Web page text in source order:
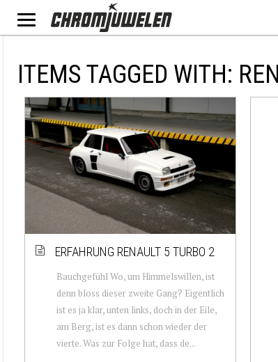
ITEMS TAGGED WITH:
ERFAHRUNG RENAULT 5 TURBO 2
Bauchgefühl Wo, um Himmelswillen, ist
denn bloss dieser zweite Gang? Eigentlich
ist es ja klar, unten links, doch in der Eile,
am Berg, ist es dann schon wieder der
vierte. Was zur Folge hat, dass de...